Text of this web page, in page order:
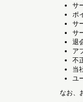
サ
ポ
サ
サ
退
ア
不
当
ユ
なお、